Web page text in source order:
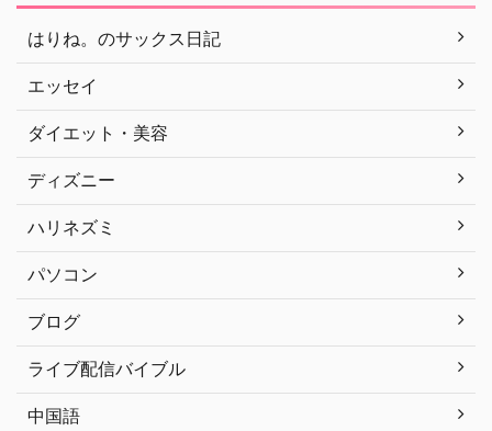
はりね。のサックス日記
エッセイ
ダイエット・美容
ディズニー
ハリネズミ
パソコン
ブログ
ライブ配信バイブル
中国語